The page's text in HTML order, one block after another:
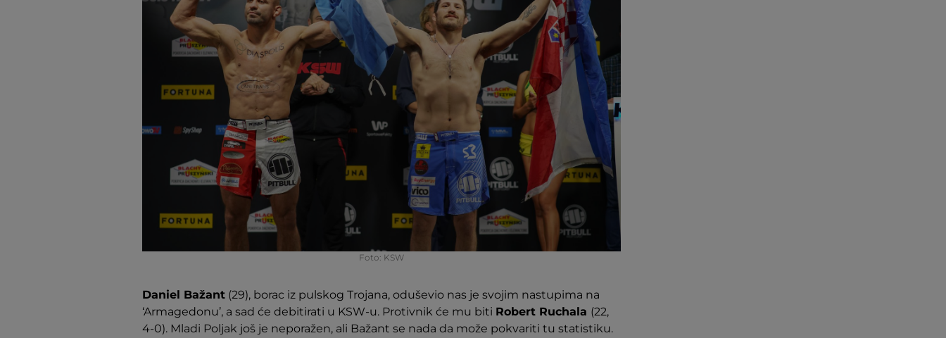
Foto: KSW
Daniel Bažant (29), borac iz pulskog Trojana, oduševio nas je svojim nastupima na
‘Armagedonu’, a sad će debitirati u KSW-u. Protivnik će mu biti Robert Ruchala (22,
4-0). Mladi Poljak još je neporažen, ali Bažant se nada da može pokvariti tu statistiku.